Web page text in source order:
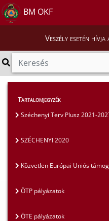
BM OKF
Veszély esetén
Szakmai tájékoztatók
SZÉCHENYI 2020
Tartalomjegyzék
Széchenyi Terv Plusz 2021-
SZÉCHENYI 2020
Közvetlen Európai Uniós
ÖTP pályázatok
ÖTE pályázatok